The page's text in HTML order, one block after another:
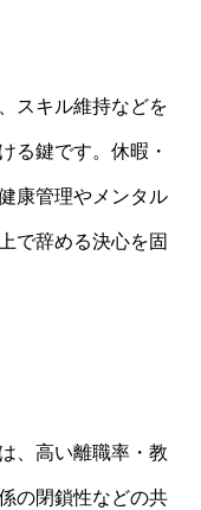
スキル維持などを
る鍵です。休暇・
康管理やメンタル
で辞める決心を固
、高い離職率・教
の閉鎖性などの共